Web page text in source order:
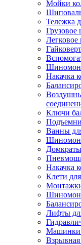
Мойки
Тележка
Накачка
Ключи
Ванны
Домкраты
Накачка
Клети
Лифты
Машинки
Взрывная